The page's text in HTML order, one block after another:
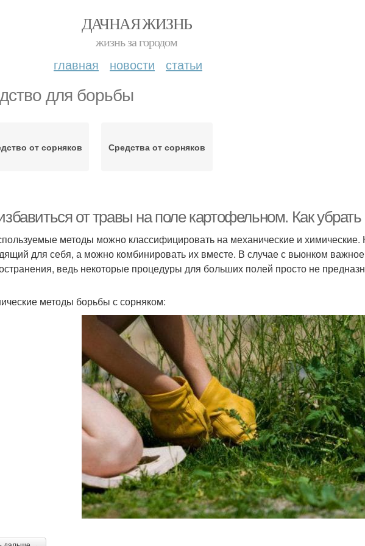
ДАЧНАЯ ЖИЗНЬ
жизнь за городом
главная новости статьи
для борьбы
от сорняков Средства от сорняков
от травы на поле картофельном. Как убрать
методы можно классифицировать на механические и
для себя, а можно комбинировать их вместе. В случае с вьюнком
ведь некоторые процедуры для больших полей просто не
методы борьбы с сорняком: